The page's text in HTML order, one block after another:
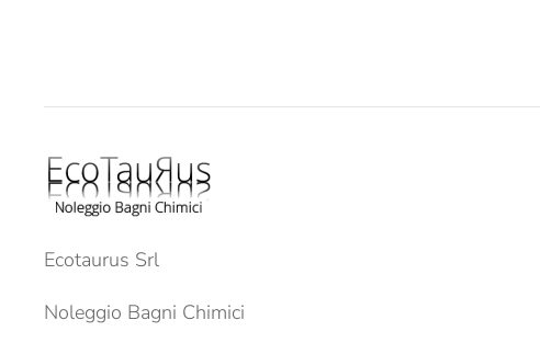
Ecotaurus Srl
Noleggio Bagni Chimici